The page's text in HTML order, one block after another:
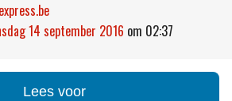
express.be
14 september 2016 om 02:37
Lees voor